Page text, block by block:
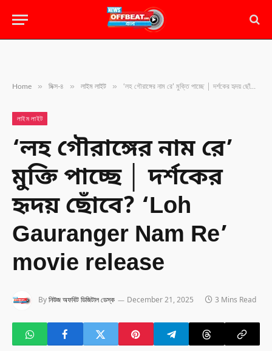
Home » মিক্স-৪ » লাইম লাইট » ‘লহ গৌরাঙ্গের নাম রে’ মুক্তি পাচ্ছে │ দর্শকের হৃদয় ছোঁবে? ‘Loh Gauranger Nam Re’ movie release
লাইম লাইট
‘লহ গৌরাঙ্গের নাম রে’
মুক্তি পাচ্ছে │ দর্শকের
হৃদয় ছোঁবে? ‘Loh
Gauranger Nam Re’
movie release
Byনিউজ অফবিট ডিজিটাল ডেস্ক December 21, 2025 3 Mins Read